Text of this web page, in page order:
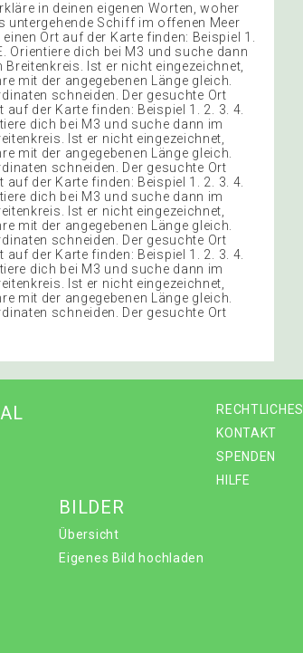
in deinen eigenen Worten, woher
untergehende Schiff im offenen Meer
Ort auf der Karte finden: Beispiel 1.
Orientiere dich bei M3 und suche dann
Ist er nicht eingezeichnet,
mit der angegebenen Länge gleich.
schneiden. Der gesuchte Ort
der Karte finden: Beispiel 1. 2. 3. 4.
dich bei M3 und suche dann im
Ist er nicht eingezeichnet,
mit der angegebenen Länge gleich.
schneiden. Der gesuchte Ort
der Karte finden: Beispiel 1. 2. 3. 4.
dich bei M3 und suche dann im
Ist er nicht eingezeichnet,
mit der angegebenen Länge gleich.
schneiden. Der gesuchte Ort
der Karte finden: Beispiel 1. 2. 3. 4.
dich bei M3 und suche dann im
Ist er nicht eingezeichnet,
mit der angegebenen Länge gleich.
schneiden. Der gesuchte Ort
RECHTLICHES
KONTAKT
SPENDEN
HILFE
BILDER
Übersicht
Eigenes Bild hochladen